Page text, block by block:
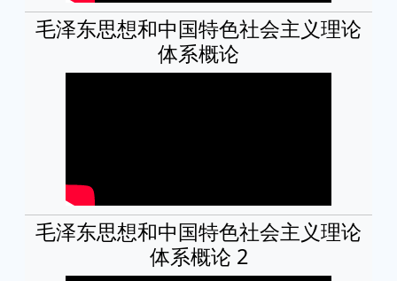
毛泽东思想和中国特色社会主义理论
体系概论
毛泽东思想和中国特色社会主义理论
体系概论 2